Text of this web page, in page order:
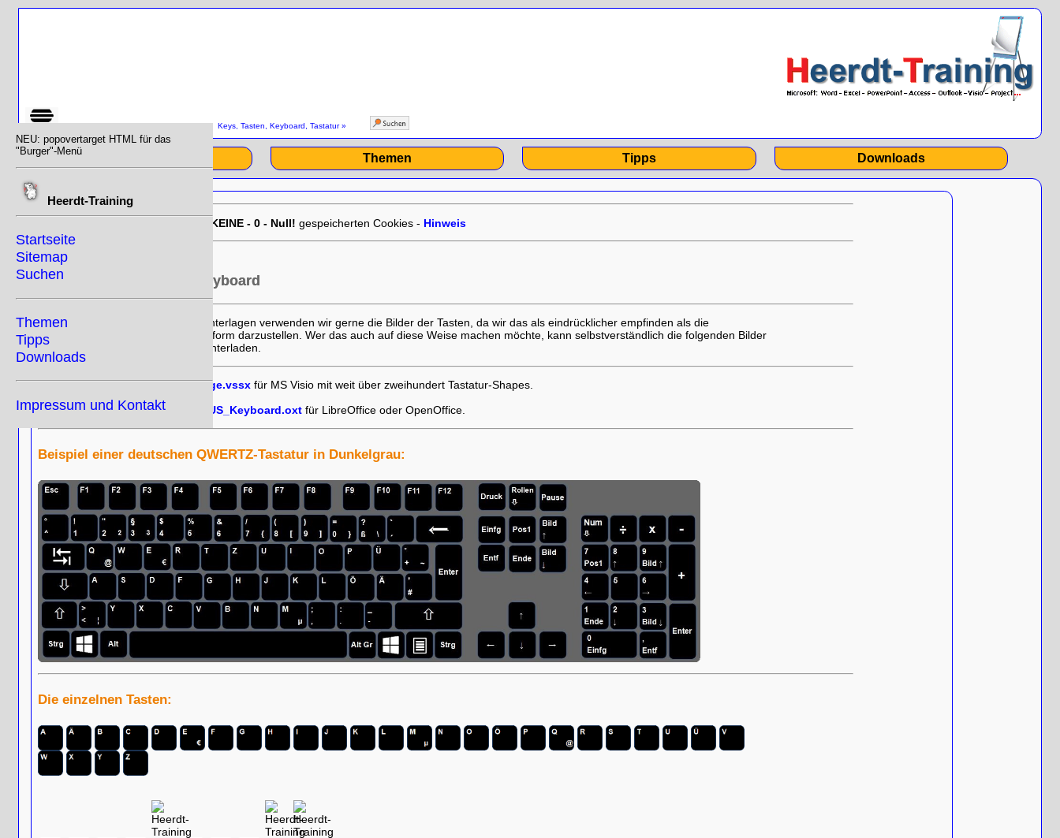
NEU: popovertarget HTML für das
"Burger"-Menü
Heerdt-Training
Startseite
Sitemap
Suchen
Themen
Tipps
Downloads
Impressum und Kontakt
SiteMap»Startseite»Downloads» Keys, Tasten, Keyboard, Tastatur»
Themen Tipps Downloads
KEINE - 0 - Null! gespeicherten Cookies - Hinweis
Wo finde ich die Tasten?
Tasten, Keys, Tastatur, Keyboard
Für die Erstellung von Schulungsunterlagen verwenden wir gerne die Bilder der Tasten, da wir das als eindrücklicher empfinden als die
Tastenkombinationen in reiner Textform darzustellen. Wer das auch auf diese Weise machen möchte, kann selbstverständlich die folgenden Bilder
verwenden oder die Vorlagen herunterladen.
Download:tastatur_tasten_vorlage.vssx für MS Visio mit weit über zweihundert Tastatur-Shapes.
Download:Tasten.oxtund / oder US_Keyboard.oxt für LibreOffice oder OpenOffice.
Beispiel einer deutschen QWERTZ-Tastatur in Dunkelgrau:
Die einzelnen Tasten: